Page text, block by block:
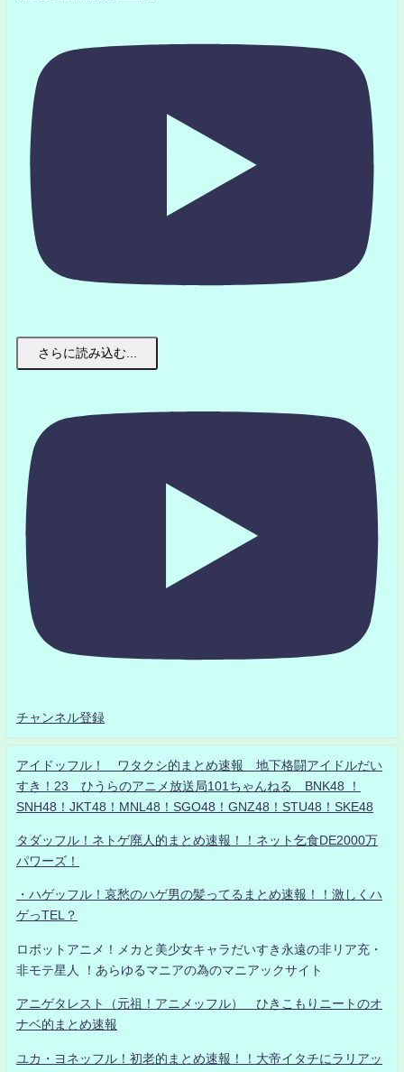
さらに読み込む...
チャンネル登録
アイドッフル！ ワタクシ的まとめ速報 地下格闘アイドルだい
すき！23 ひうらのアニメ放送局101ちゃんねる BNK48 ！
SNH48！JKT48！MNL48！SGO48！GNZ48！STU48！SKE48
タダッフル！ネトゲ廃人的まとめ速報！！ネット乞食DE2000万
パワーズ！
・ハゲッフル！哀愁のハゲ男の髪ってるまとめ速報！！激しくハ
ゲっTEL？
ロボットアニメ！メカと美少女キャラだいすき永遠の非リア充・
非モテ星人 ！あらゆるマニアの為のマニアックサイト
アニゲタレスト（元祖！アニメッフル） ひきこもりニートのオ
ナベ的まとめ速報
ユカ・ヨネッフル！初老的まとめ速報！！大帝イタチにラリアッ